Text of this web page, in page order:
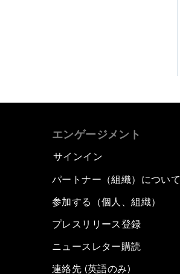
エンゲージメント
サインイン
パートナー（組織）について
参加する（個人、組織）
プレスリリース登録
ニュースレター購読
連絡先 (英語のみ)